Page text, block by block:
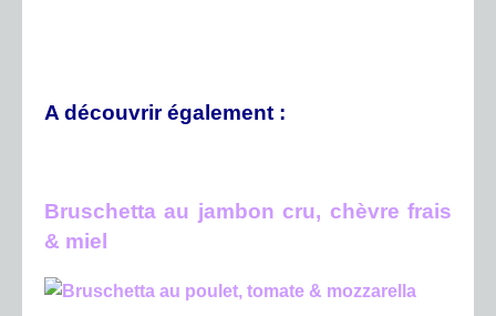
A découvrir également :
Bruschetta au jambon cru, chèvre frais
& miel